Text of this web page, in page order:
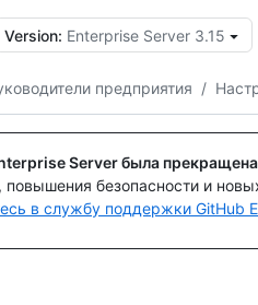
Version: Enterprise Server 3.15
предприятия /
Server была прекращена
повышения безопасности и
в службу поддержки GitHub